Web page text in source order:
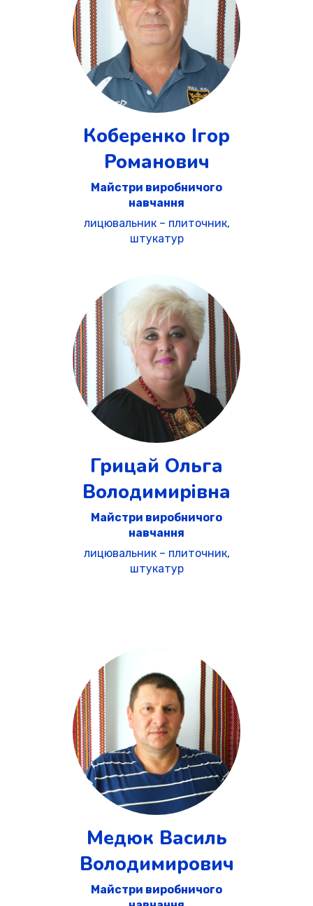
Коберенко Ігор
Романович
Майстри виробничого
навчання
лицювальник – плиточник,
штукатур
Грицай Ольга
Володимирівна
Майстри виробничого
навчання
лицювальник – плиточник,
штукатур
Медюк Василь
Володимирович
Майстри виробничого